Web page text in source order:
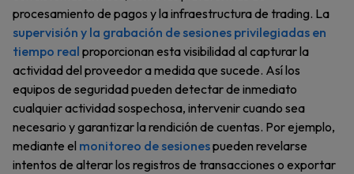
procesamiento de pagos y la infraestructura de trading. La
supervisión y la grabación de sesiones privilegiadas en
tiempo real proporcionan esta visibilidad al capturar la
actividad del proveedor a medida que sucede. Así los
equipos de seguridad pueden detectar de inmediato
cualquier actividad sospechosa, intervenir cuando sea
necesario y garantizar la rendición de cuentas. Por ejemplo,
mediante el monitoreo de sesionespueden revelarse
intentos de alterar los registros de transacciones o exportar